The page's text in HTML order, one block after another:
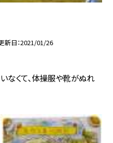
新日 2021/01/26
なくて、体操服や靴がぬれ